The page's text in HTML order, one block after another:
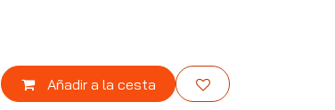
Añadir a la cesta